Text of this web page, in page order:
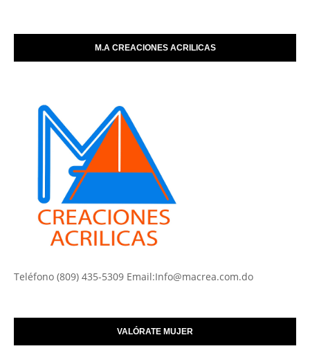
M.A CREACIONES ACRILICAS
Teléfono (809) 435-5309 Email:Info@macrea.com.do
VALÓRATE MUJER